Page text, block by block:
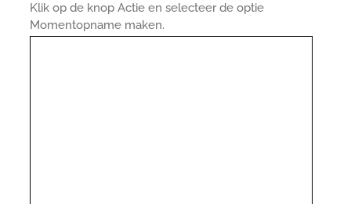
Klik op de knop Actie en selecteer de optie
Momentopname maken.